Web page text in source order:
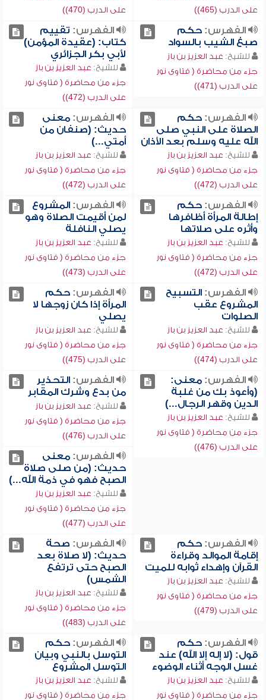
على الدرب (465))
على الدرب (470))
الفهرس:حكم
صبغ الشيب بالسواد
للشيخ: عبد العزيز بن باز
جزء من محاضرة ( فتاوى نور
على الدرب (471))
الفهرس: تقييم
كتاب: (عقيدة المؤمن)
لأبي بكر الجزائري
للشيخ: عبد العزيز بن باز
جزء من محاضرة ( فتاوى نور
على الدرب (472))
الفهرس:حكم
الصلاة على النبي صلى
الله عليه وسلم بعد الأذان
للشيخ: عبد العزيز بن باز
جزء من محاضرة ( فتاوى نور
على الدرب (472))
الفهرس:معنى
حديث: (صنفان من
أمتي...)
للشيخ: عبد العزيز بن باز
جزء من محاضرة ( فتاوى نور
على الدرب (472))
الفهرس:حكم
إطالة المرأة أظافرها
وأثره على صلاتها
للشيخ: عبد العزيز بن باز
جزء من محاضرة ( فتاوى نور
على الدرب (472))
الفهرس:المشروع
لمن أقيمت الصلاة وهو
يصلي النافلة
للشيخ: عبد العزيز بن باز
جزء من محاضرة ( فتاوى نور
على الدرب (473))
الفهرس:التسبيح
المشروع عقب
الصلوات
للشيخ: عبد العزيز بن باز
جزء من محاضرة ( فتاوى نور
على الدرب (474))
الفهرس:حكم
المرأة إذا كان زوجها لا
يصلي
للشيخ: عبد العزيز بن باز
جزء من محاضرة ( فتاوى نور
على الدرب (475))
الفهرس:معنى:
(وأعوذ بك من غلبة
الدين وقهر الرجال...)
للشيخ: عبد العزيز بن باز
جزء من محاضرة ( فتاوى نور
على الدرب (476))
الفهرس:التحذير
من بدع وشرك المقابر
للشيخ: عبد العزيز بن باز
جزء من محاضرة ( فتاوى نور
على الدرب (476))
الفهرس:معنى
حديث: (من صلى صلاة
الصبح فهو في ذمة الله...)
للشيخ: عبد العزيز بن باز
جزء من محاضرة ( فتاوى نور
على الدرب (477))
الفهرس:حكم
إقامة الموالد وقراءة
القرآن وإهداء ثوابه للميت
للشيخ: عبد العزيز بن باز
جزء من محاضرة ( فتاوى نور
على الدرب (479))
الفهرس: صحة
حديث: (لا صلاة بعد
الصبح حتى ترتفع
الشمس)
للشيخ: عبد العزيز بن باز
جزء من محاضرة ( فتاوى نور
على الدرب (483))
الفهرس:حكم
قول: (لا إله إلا الله) عند
غسل الوجه أثناء الوضوء
للشيخ: عبد العزيز بن باز
جزء من محاضرة ( فتاوى نور
الفهرس:حكم
التوسل بالنبي وبيان
التوسل المشروع
للشيخ: عبد العزيز بن باز
جزء من محاضرة ( فتاوى نور